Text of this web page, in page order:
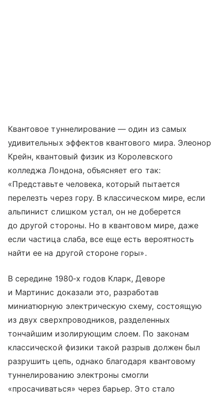
Квантовое туннелирование — один из самых
удивительных эффектов квантового мира. Элеонор
Крейн, квантовый физик из Королевского
колледжа Лондона, объясняет его так:
«Представьте человека, который пытается
перелезть через гору. В классическом мире, если
альпинист слишком устал, он не доберется
до другой стороны. Но в квантовом мире, даже
если частица слаба, все еще есть вероятность
найти ее на другой стороне горы».
В середине 1980‑х годов Кларк, Деворе
и Мартинис доказали это, разработав
миниатюрную электрическую схему, состоящую
из двух сверхпроводников, разделенных
тончайшим изолирующим слоем. По законам
классической физики такой разрыв должен был
разрушить цепь, однако благодаря квантовому
туннелированию электроны смогли
«просачиваться» через барьер. Это стало